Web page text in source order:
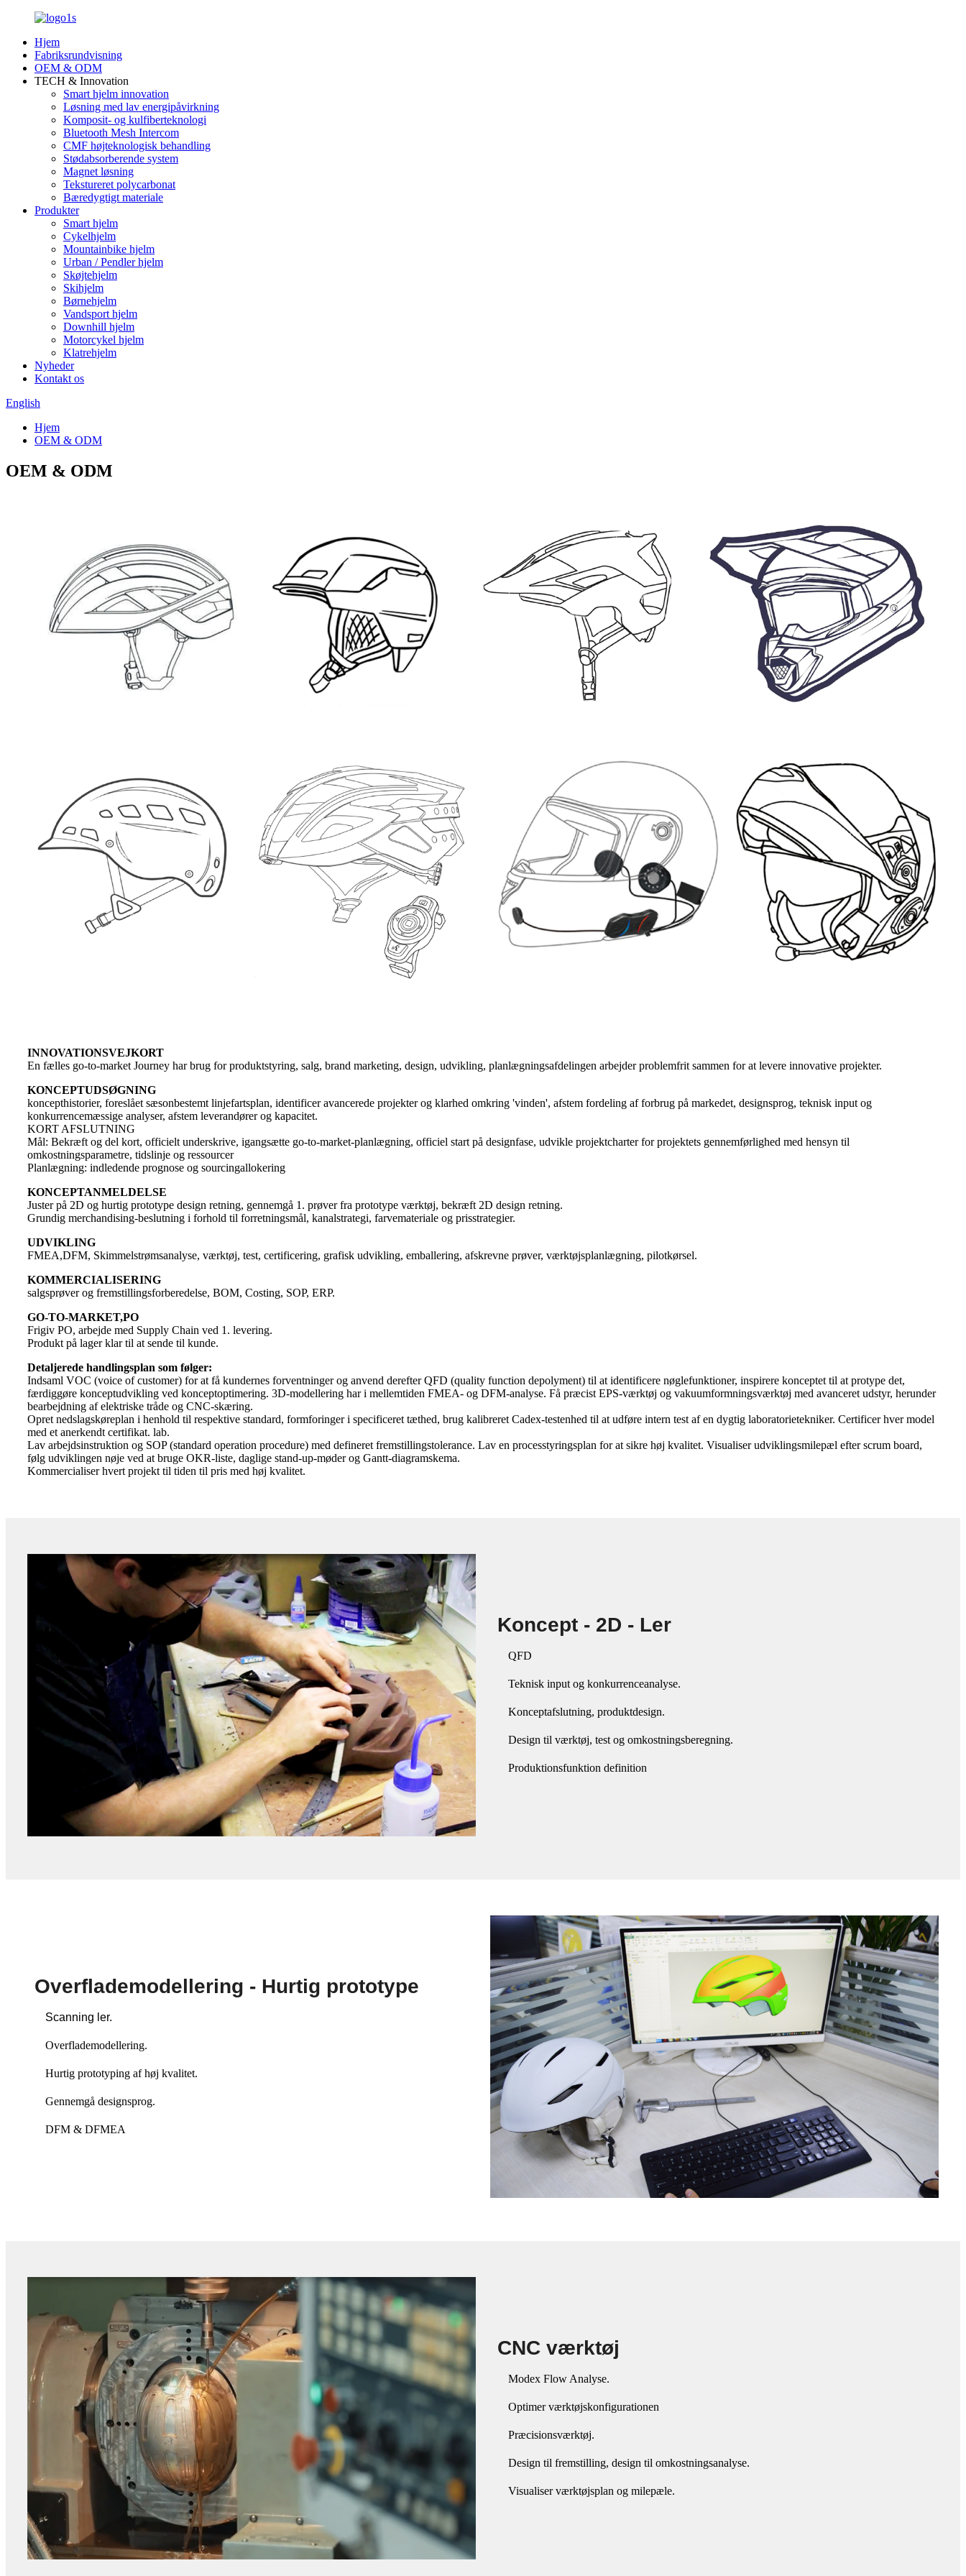
Hjem
Fabriksrundvisning
OEM & ODM
TECH & Innovation
Smart hjelm innovation
Løsning med lav energipåvirkning
Komposit- og kulfiberteknologi
Bluetooth Mesh Intercom
CMF højteknologisk behandling
Stødabsorberende system
Magnet løsning
Tekstureret polycarbonat
Bæredygtigt materiale
Produkter
Smart hjelm
Cykelhjelm
Mountainbike hjelm
Urban / Pendler hjelm
Skøjtehjelm
Skihjelm
Børnehjelm
Vandsport hjelm
Downhill hjelm
Motorcykel hjelm
Klatrehjelm
Nyheder
Kontakt os
English
Hjem
OEM & ODM
OEM & ODM
INNOVATIONSVEJKORT
En fælles go-to-market Journey har brug for produktstyring, salg, brand marketing, design, udvikling, planlægningsafdelingen arbejder problemfrit sammen for at levere innovative projekter.
KONCEPTUDSØGNING
koncepthistorier, foreslået sæsonbestemt linjefartsplan, identificer avancerede projekter og klarhed omkring 'vinden', afstem fordeling af forbrug på markedet, designsprog, teknisk input og
konkurrencemæssige analyser, afstem leverandører og kapacitet.
KORT AFSLUTNING
Mål: Bekræft og del kort, officielt underskrive, igangsætte go-to-market-planlægning, officiel start på designfase, udvikle projektcharter for projektets gennemførlighed med hensyn til
omkostningsparametre, tidslinje og ressourcer
Planlægning: indledende prognose og sourcingallokering
KONCEPTANMELDELSE
Juster på 2D og hurtig prototype design retning, gennemgå 1. prøver fra prototype værktøj, bekræft 2D design retning.
Grundig merchandising-beslutning i forhold til forretningsmål, kanalstrategi, farvemateriale og prisstrategier.
UDVIKLING
FMEA,DFM, Skimmelstrømsanalyse, værktøj, test, certificering, grafisk udvikling, emballering, afskrevne prøver, værktøjsplanlægning, pilotkørsel.
KOMMERCIALISERING
salgsprøver og fremstillingsforberedelse, BOM, Costing, SOP, ERP.
GO-TO-MARKET,PO
Frigiv PO, arbejde med Supply Chain ved 1. levering.
Produkt på lager klar til at sende til kunde.
Detaljerede handlingsplan som følger:
Indsaml VOC (voice of customer) for at få kundernes forventninger og anvend derefter QFD (quality function depolyment) til at identificere nøglefunktioner, inspirere konceptet til at protype det,
færdiggøre konceptudvikling ved konceptoptimering. 3D-modellering har i mellemtiden FMEA- og DFM-analyse. Få præcist EPS-værktøj og vakuumformningsværktøj med avanceret udstyr, herunder
bearbejdning af elektriske tråde og CNC-skæring.
Opret nedslagskøreplan i henhold til respektive standard, formforinger i specificeret tæthed, brug kalibreret Cadex-testenhed til at udføre intern test af en dygtig laboratorietekniker. Certificer hver model
med et anerkendt certifikat. lab.
Lav arbejdsinstruktion og SOP (standard operation procedure) med defineret fremstillingstolerance. Lav en processtyringsplan for at sikre høj kvalitet. Visualiser udviklingsmilepæl efter scrum board,
følg udviklingen nøje ved at bruge OKR-liste, daglige stand-up-møder og Gantt-diagramskema.
Kommercialiser hvert projekt til tiden til pris med høj kvalitet.
Koncept - 2D - Ler
QFD
Teknisk input og konkurrenceanalyse.
Konceptafslutning, produktdesign.
Design til værktøj, test og omkostningsberegning.
Produktionsfunktion definition
Overflademodellering - Hurtig prototype
Scanning ler.
Overflademodellering.
Hurtig prototyping af høj kvalitet.
Gennemgå designsprog.
DFM & DFMEA
CNC værktøj
Modex Flow Analyse.
Optimer værktøjskonfigurationen
Præcisionsværktøj.
Design til fremstilling, design til omkostningsanalyse.
Visualiser værktøjsplan og milepæle.